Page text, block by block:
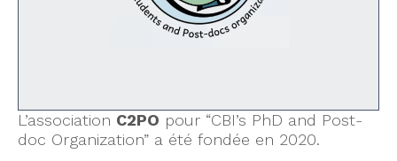
L’association C2PO pour “CBI’s PhD and Post-
doc Organization” a été fondée en 2020.